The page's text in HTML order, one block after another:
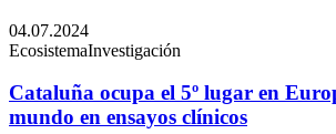
04.07.2024
EcosistemaInvestigación
Cataluña ocupa el 5º lugar en
mundo en ensayos clínicos